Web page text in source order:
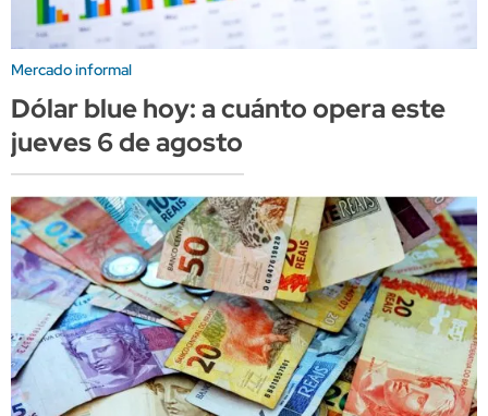
Mercado informal
Dólar blue hoy: a cuánto opera este
jueves 6 de agosto